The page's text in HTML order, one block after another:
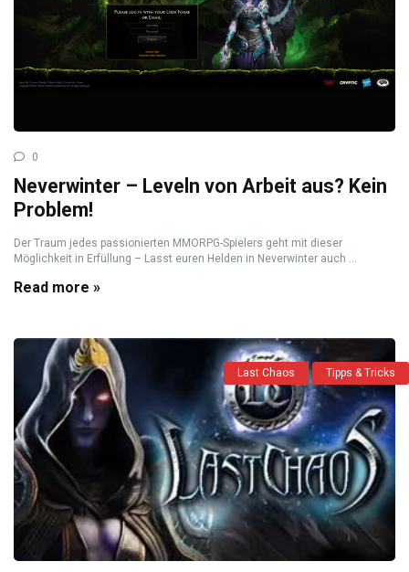
0
Neverwinter – Leveln von Arbeit aus? Kein
Problem!
Der Traum jedes passionierten MMORPG-Spielers geht mit dieser
Möglichkeit in Erfüllung – Lasst euren Helden in Neverwinter auch ...
Read more »
Last Chaos Tipps & Tricks